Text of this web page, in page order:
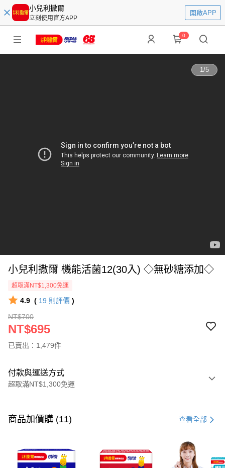
小兒利撒爾
立刻使用官方APP
開啟APP
0
1/5
小兒利撒爾 機能活菌12(30入) ◇無砂糖添加◇
超取滿NT$1,300免運
4.9 ( 19 則評價 )
NT$700
NT$695
已賣出：1,479件
付款與運送方式
超取滿NT$1,300免運
信用卡一次付款
LINE Pay
商品加價購 (11) 查看全部